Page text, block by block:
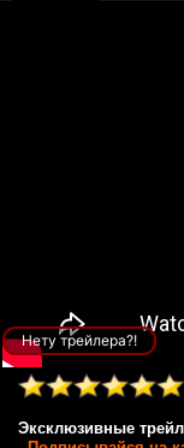
Нету трейлера?!
Эксклюзивные